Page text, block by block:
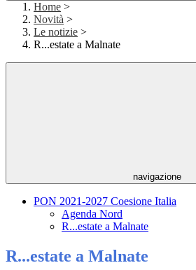
Home >
Novità >
Le notizie >
R...estate a Malnate
navigazione
PON 2021-2027 Coesione Italia
Agenda Nord
R...estate a Malnate
R...estate a Malnate